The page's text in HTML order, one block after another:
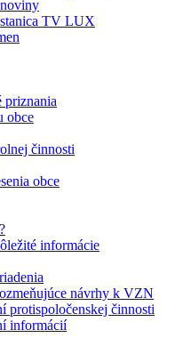
TV LUX
priznania
obce
činnosti
obce
informácie
návrhy k VZN
protispoločenskej činnosti
informácií